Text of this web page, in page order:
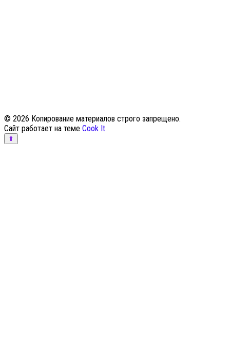
© 2026 Копирование материалов строго запрещено.
Сайт работает на теме Cook It